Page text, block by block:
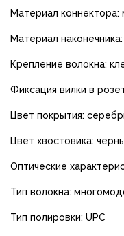
Материал коннектора:
Материал
Крепление волокна:
Фиксация вилки в
Цвет покрытия:
Цвет хвостовика:
Оптические
Тип волокна:
Тип полировки: UPC